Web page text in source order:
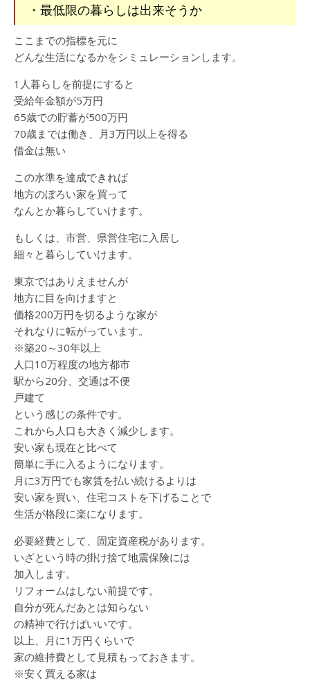
・最低限の暮らしは出来そうか
ここまでの指標を元に
どんな生活になるかをシミュレーションします。
1人暮らしを前提にすると
受給年金額が5万円
65歳での貯蓄が500万円
70歳までは働き、月3万円以上を得る
借金は無い
この水準を達成できれば
地方のぼろい家を買って
なんとか暮らしていけます。
もしくは、市営、県営住宅に入居し
細々と暮らしていけます。
東京ではありえませんが
地方に目を向けますと
価格200万円を切るような家が
それなりに転がっています。
※築20～30年以上
人口10万程度の地方都市
駅から20分、交通は不便
戸建て
という感じの条件です。
これから人口も大きく減少します。
安い家も現在と比べて
簡単に手に入るようになります。
月に3万円でも家賃を払い続けるよりは
安い家を買い、住宅コストを下げることで
生活が格段に楽になります。
必要経費として、固定資産税があります。
いざという時の掛け捨て地震保険には
加入します。
リフォームはしない前提です。
自分が死んだあとは知らない
の精神で行けばいいです。
以上、月に1万円くらいで
家の維持費として見積もっておきます。
※安く買える家は